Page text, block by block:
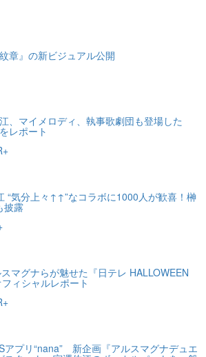
章』の新ビジュアル公開
マイメロディ、執事歌劇団も登場した
レポート
“気分上々↑↑”なコラボに1000人が歓喜！榊
披露
マグナらが魅せた『日テレ HALLOWEEN
ィシャルレポート
アプリ“nana” 新企画『アルスマグナデュエ